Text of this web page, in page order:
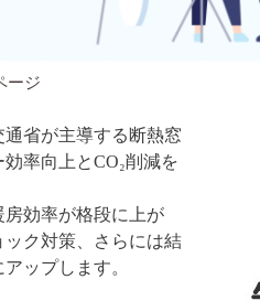
ージ
通省が主導する断熱窓
率向上とCO₂削減を
効率が格段に上が
ク対策、さらには結
ップします。